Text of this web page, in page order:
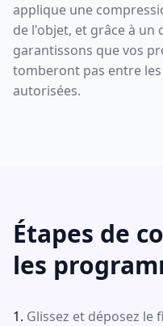
applique une
de l'objet, et grâce à un
garantissons que vos
tomberont pas entre
autorisées.
Étapes de
les
Glissez et déposez le